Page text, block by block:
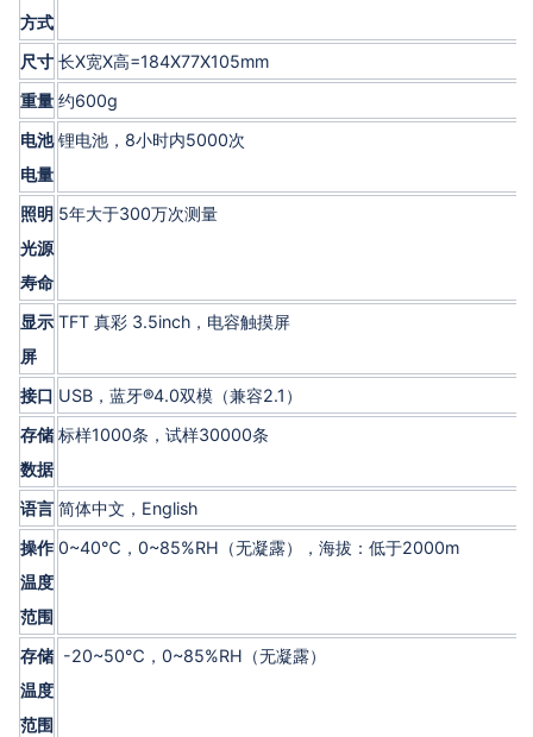
方式
尺寸 长X宽X高=184X77X105mm
重量 约600g
电池
电量
锂电池，8小时内5000次
照明
光源
寿命
5年大于300万次测量
显示
屏
TFT 真彩 3.5inch，电容触摸屏
接口 USB，蓝牙®4.0双模（兼容2.1）
存储
数据
标样1000条，试样30000条
语言 简体中文，English
操作
温度
范围
0~40℃，0~85%RH（无凝露），海拔：低于2000m
存储
温度
范围
-20~50℃，0~85%RH（无凝露）